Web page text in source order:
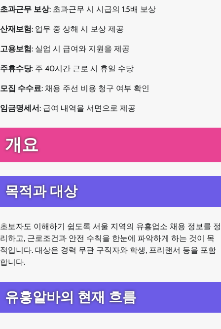
초과근무 보상: 초과근무 시 시급의 1.5배 보상
산재보험: 업무 중 상해 시 보상 제공
고용보험: 실업 시 급여와 지원을 제공
주휴수당: 주 40시간 근로 시 휴일 수당
모집 수수료: 채용 주선 비용 청구 여부 확인
임금명세서: 급여 내역을 서면으로 제공
개요
목적과 대상
초보자도 이해하기 쉽도록 서울 지역의 유흥업소 채용 정보를 정
리하고, 근로조건과 안전 수칙을 한눈에 파악하게 하는 것이 목
적입니다. 대상은 경력 무관 구직자와 학생, 프리랜서 등을 포함
합니다.
유흥알바의 현재 흐름